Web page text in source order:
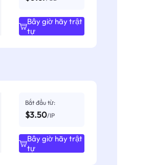
Bây giờ hãy trật
tự
Bắt đầu từ:
$3.50/IP
Bây giờ hãy trật
tự